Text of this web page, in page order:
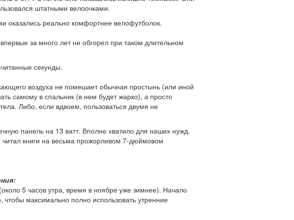
штатными велоочками.
оказались реально комфортнее велофутболок.
за много лет не обгорел при таком длительном
секунды.
воздуха не помешает обычная простынь (или иной
самому в спальник (в нем будет жарко), а просто
Либо, если вдвоем, пользоваться двумя не
панель на 13 ватт. Вполне хватило для наших нужд.
книги на весьма прожорливом 7-дюймовом
5 часов утра, время в ноябре уже зимнее). Начало
чтобы максимально полно использовать утренние